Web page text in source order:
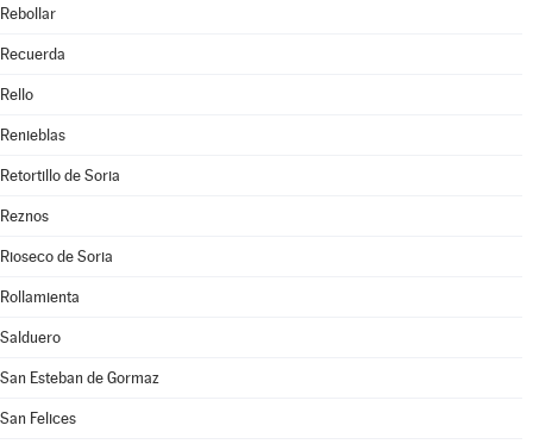
Rebollar
Recuerda
Rello
Renieblas
Retortillo de Soria
Reznos
Rioseco de Soria
Rollamienta
Salduero
San Esteban de Gormaz
San Felices